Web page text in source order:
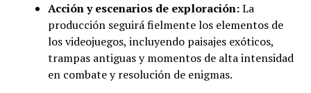
Acción y escenarios de exploración:La
producción seguirá fielmente los elementos de
los videojuegos, incluyendo paisajes exóticos,
trampas antiguas y momentos de alta intensidad
en combate y resolución de enigmas.